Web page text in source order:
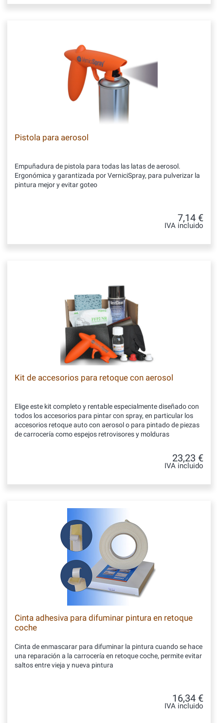
Pistola para aerosol
Empuñadura de pistola para todas las latas de aerosol.
Ergonómica y garantizada por VerniciSpray, para pulverizar la
pintura mejor y evitar goteo
7,14 €
IVA incluido
Kit de accesorios para retoque con aerosol
Elige este kit completo y rentable especialmente diseñado con
todos los accesorios para pintar con spray, en particular los
accesorios retoque auto con aerosol o para pintado de piezas
de carrocería como espejos retrovisores y molduras
23,23 €
IVA incluido
Cinta adhesiva para difuminar pintura en retoque
coche
Cinta de enmascarar para difuminar la pintura cuando se hace
una reparación a la carrocería en retoque coche, permite evitar
saltos entre vieja y nueva pintura
16,34 €
IVA incluido